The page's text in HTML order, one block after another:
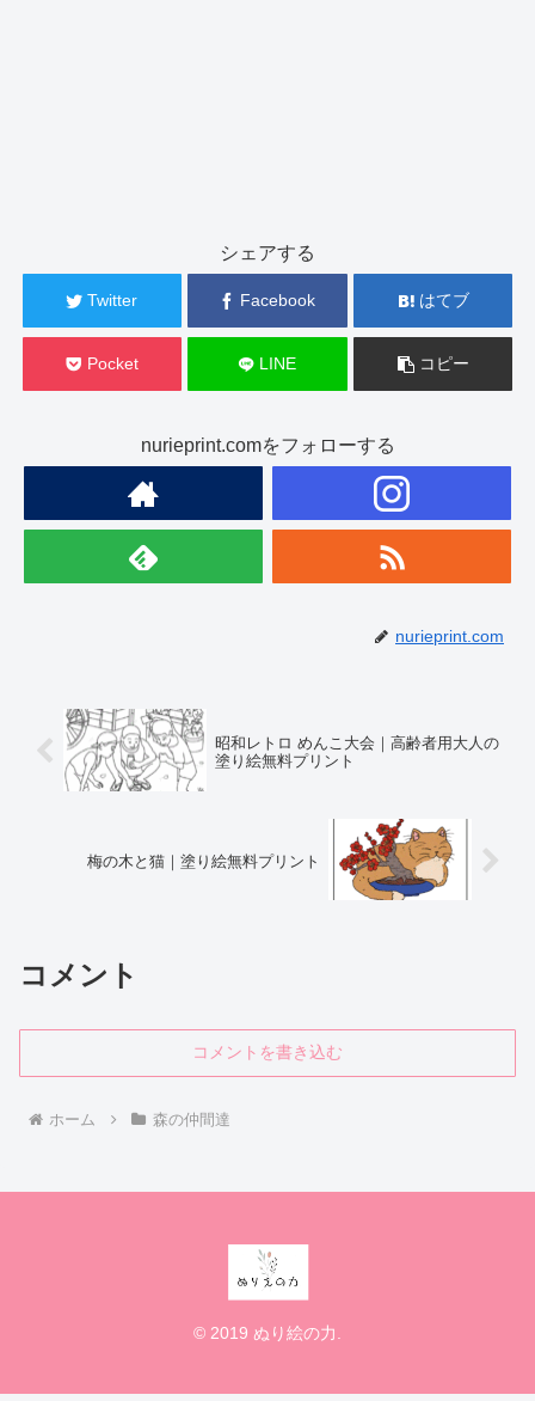
シェアする
Twitter Facebook はてブ
Pocket LINE コピー
nurieprint.comをフォローする
nurieprint.com
昭和レトロ めんこ大会｜高齢者用大人の
塗り絵無料プリント
梅の木と猫｜塗り絵無料プリント
コメント
コメントを書き込む
ホーム 森の仲間達
© 2019 ぬり絵の力.